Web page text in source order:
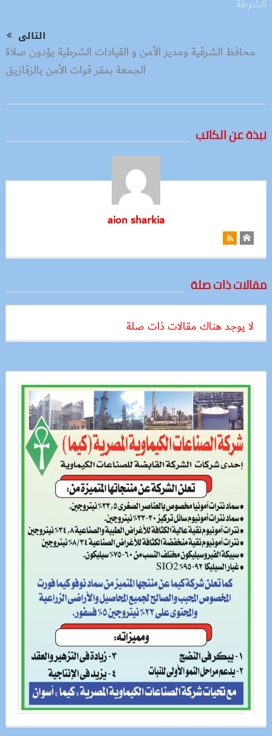
التالى
محافظ الشرقية ومدير الأمن و القيادات الشرطية يؤدون صلاة
الجمعة بمقر قوات الأمن بالزقازيق
نبذة عن الكاتب
aion sharkia
مقالات ذات صلة
لا يوجد هناك مقالات ذات صلة